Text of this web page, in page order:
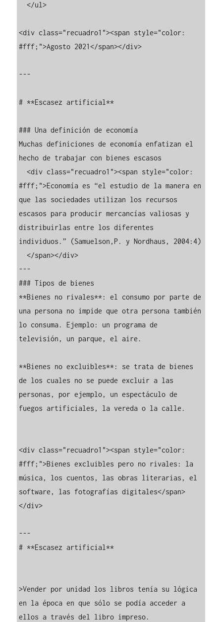
  </ul>
<div class="recuadro1"><span style="color:
#fff;">Agosto 2021</span></div>
---
# **Escasez artificial**
### Una definición de economía
Muchas definiciones de economía enfatizan el
hecho de trabajar con bienes escasos
  <div class="recuadro1"><span style="color:
#fff;">Economía es “el estudio de la manera en
que las sociedades utilizan los recursos
escasos para producir mercancías valiosas y
distribuirlas entre los diferentes
individuos.” (Samuelson,P. y Nordhaus, 2004:4)
  </span></div>
---
### Tipos de bienes
**Bienes no rivales**: el consumo por parte de
una persona no impide que otra persona también
lo consuma. Ejemplo: un programa de
televisión, un parque, el aire.
**Bienes no excluibles**: se trata de bienes
de los cuales no se puede excluir a las
personas, por ejemplo, un espectáculo de
fuegos artificiales, la vereda o la calle.
<div class="recuadro1"><span style="color:
#fff;">Bienes excluibles pero no rivales: la
música, los cuentos, las obras literarias, el
software, las fotografías digitales</span>
</div>
---
# **Escasez artificial**
>Vender por unidad los libros tenía su lógica
en la época en que sólo se podía acceder a
ellos a través del libro impreso.